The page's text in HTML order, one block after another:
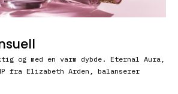
og med en varm dybde. Eternal Aura,
fra Elizabeth Arden, balanserer